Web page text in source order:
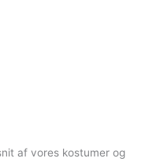
af vores kostumer og